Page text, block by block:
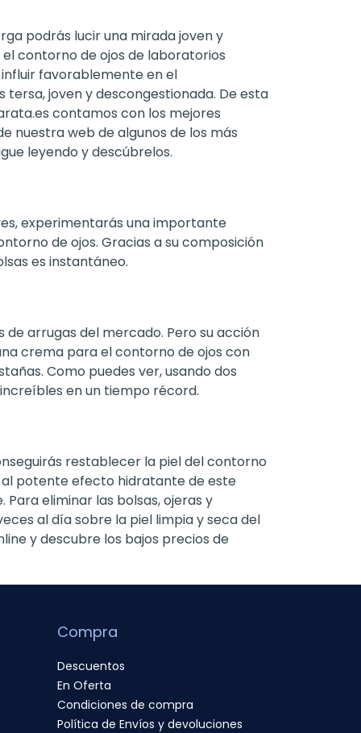
podrás lucir una mirada joven y
contorno de ojos de laboratorios
favorablemente en el
joven y descongestionada. De esta
contamos con los mejores
nuestra web de algunos de los más
leyendo y descúbrelos.
experimentarás una importante
de ojos. Gracias a su composición
es instantáneo.
de arrugas del mercado. Pero su acción
crema para el contorno de ojos con
Como puedes ver, usando dos
en un tiempo récord.
restablecer la piel del contorno
potente efecto hidratante de este
eliminar las bolsas, ojeras y
al día sobre la piel limpia y seca del
y descubre los bajos precios de
Compra
Descuentos
En Oferta
Condiciones de compra
Política de Envíos y devoluciones